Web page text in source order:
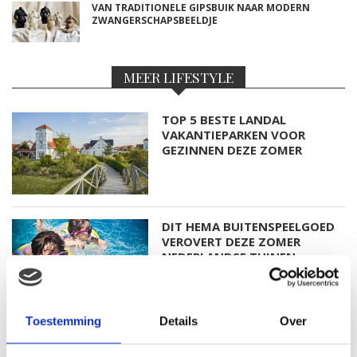
Toestemming Details Over
VAN TRADITIONELE GIPSBUIK NAAR MODERN
ZWANGERSCHAPSBEELDJE
MEER LIFESTYLE
TOP 5 BESTE LANDAL
VAKANTIEPARKEN VOOR
GEZINNEN DEZE ZOMER
DIT HEMA BUITENSPEELGOED
VEROVERT DEZE ZOMER
NEDERLANDSE TUINEN
TOT 50% KORTING